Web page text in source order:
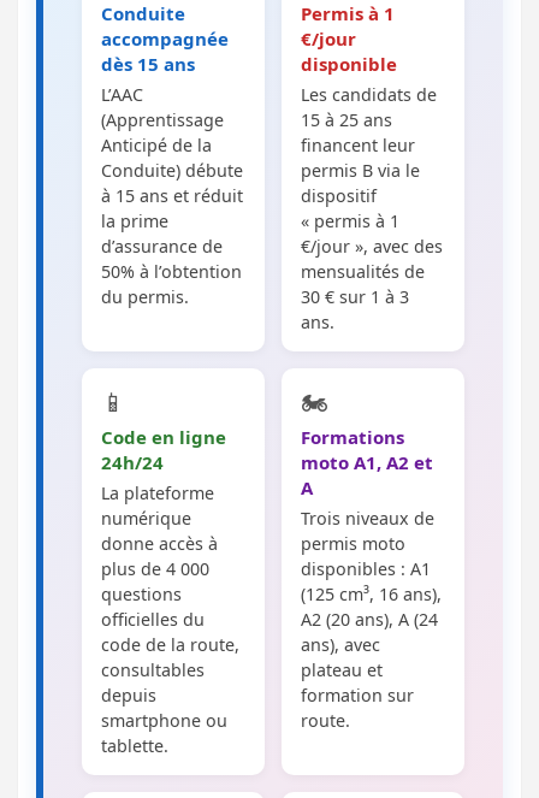
Conduite
accompagnée
dès 15 ans
L’AAC
(Apprentissage
Anticipé de la
Conduite) débute
à 15 ans et réduit
la prime
d’assurance de
50% à l’obtention
du permis.
Permis à 1
€/jour
disponible
Les candidats de
15 à 25 ans
financent leur
permis B via le
dispositif
« permis à 1
€/jour », avec des
mensualités de
30 € sur 1 à 3
ans.
📱
Code en ligne
24h/24
La plateforme
numérique
donne accès à
plus de 4 000
questions
officielles du
code de la route,
consultables
depuis
smartphone ou
tablette.
🏍️
Formations
moto A1, A2 et
A
Trois niveaux de
permis moto
disponibles : A1
(125 cm³, 16 ans),
A2 (20 ans), A (24
ans), avec
plateau et
formation sur
route.